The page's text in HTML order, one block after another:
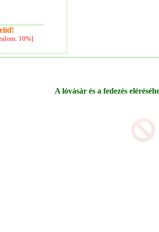
10%]
A lóvásár és a fedezés